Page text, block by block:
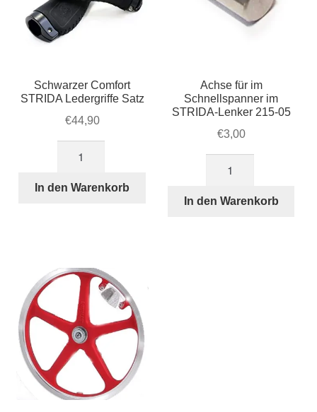
Schwarzer Comfort
STRIDA Ledergriffe Satz
€44,90
STRIDA
In den Warenkorb
Achse für im
Schnellspanner im
STRIDA-Lenker 215-05
€3,00
im
In den Warenkorb